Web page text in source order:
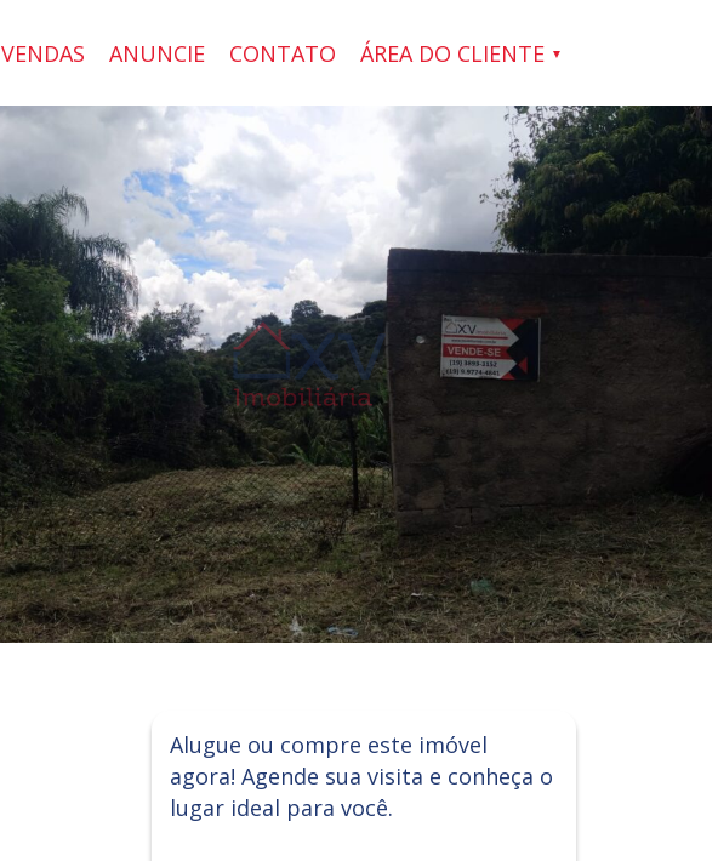
VENDAS ANUNCIE CONTATO ÁREA DO CLIENTE
Alugue ou compre este imóvel
agora! Agende sua visita e conheça o
lugar ideal para você.